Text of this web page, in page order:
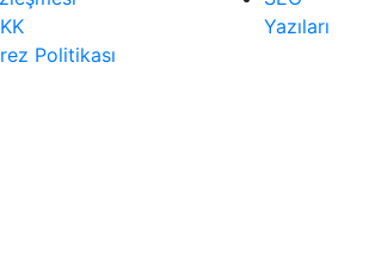
Politikası
Yazıları